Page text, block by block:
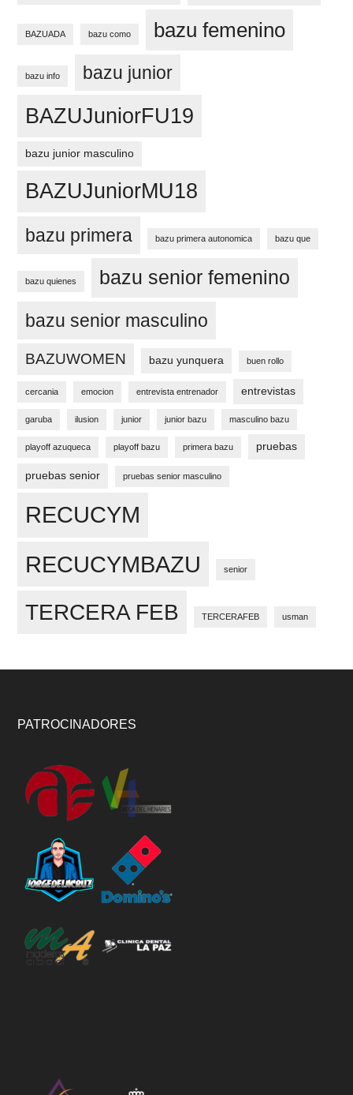
BAZUADA bazu como bazu femenino
bazu info bazu junior
BAZUJuniorFU19
bazu junior masculino
BAZUJuniorMU18
bazu primera bazu primera autonomica bazu que
bazu quienes bazu senior femenino
bazu senior masculino
BAZUWOMEN bazu yunquera buen rollo
cercania emocion entrevista entrenador entrevistas
garuba ilusion junior junior bazu masculino bazu
playoff azuqueca playoff bazu primera bazu pruebas
pruebas senior pruebas senior masculino
RECUCYM
RECUCYMBAZU senior
TERCERA FEB TERCERAFEB usman
Footer
PATROCINADORES